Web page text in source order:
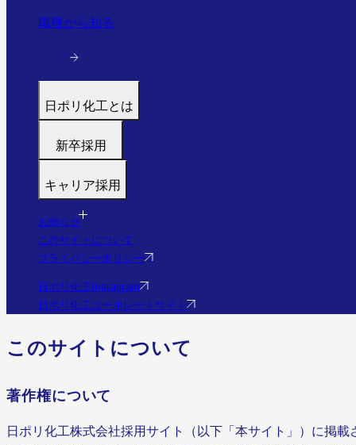
職種から知る
日ポリ化工とは
代表メッセージ
すぐわかる日ポリ化工
会社情報・沿革
事業・実績を見る（実績サイトへ）
新卒採用
福利厚生・研修
採用フロー
Q&A
社員の様子
エントリー
キャリア採用
募集職種
福利厚生・研修
Q&A
お知らせ
このサイトについて
プライバシーポリシー
日ポリ化工Instagram
日ポリ化工コーポレートサイト
このサイトについて
著作権について
日ポリ化工株式会社採用サイト（以下「本サイト」）に掲載